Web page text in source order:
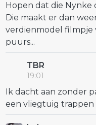
Hopen dat die Nynke
Die maakt er dan
verdienmodel filmpje
puurs...
TBR
19:01
Ik dacht aan zonder
een vliegtuig trappen